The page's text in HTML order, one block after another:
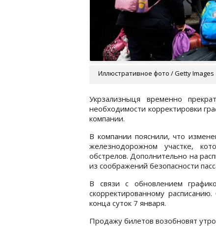
Иллюстративное фото / Getty Images
Укрзализныця временно
необходимости корректировки
компании.
В компании пояснили, что
железнодорожном участке,
обстрелов. Дополнительно на
из соображений безопасности
В связи с обновлением
скорректированному
конца суток 7 января.
Продажу билетов возобновят